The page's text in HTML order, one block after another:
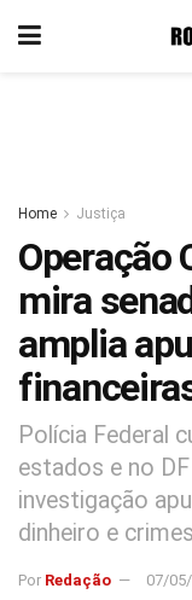
Home Justiça
Operação
mira
amplia
Polícia Federal
estados e no
investigação
dinheiro e
Por Redação 07/